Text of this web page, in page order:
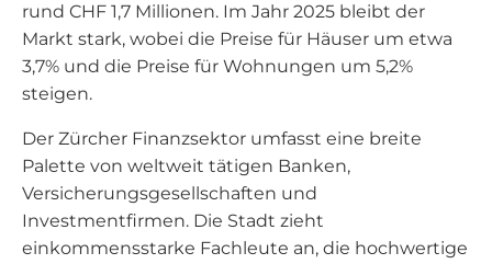
rund CHF 1,7 Millionen. Im Jahr 2025 bleibt der
Markt stark, wobei die Preise für Häuser um etwa
3,7% und die Preise für Wohnungen um 5,2%
steigen.
Der Zürcher Finanzsektor umfasst eine breite
Palette von weltweit tätigen Banken,
Versicherungsgesellschaften und
Investmentfirmen. Die Stadt zieht
einkommensstarke Fachleute an, die hochwertige